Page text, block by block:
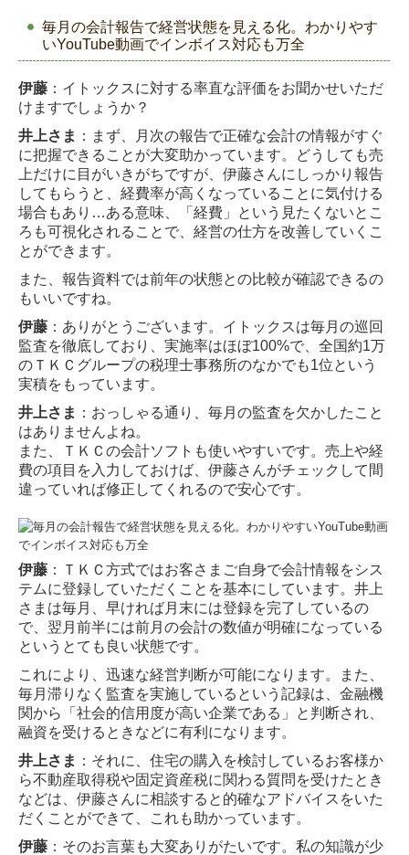
毎月の会計報告で経営状態を見える化。わかりやす
いYouTube動画でインボイス対応も万全
伊藤 ：イトックスに対する率直な評価をお聞かせいただ
けますでしょうか？
井上さま ：まず、月次の報告で正確な会計の情報がすぐ
に把握できることが大変助かってい ます。どうしても売
上だけに目がいきがちですが、伊藤さんにしっかり報告
してもらうと、 経費率が高くなっていることに気付ける
場合もあり…ある意味、「経費」という見たくないとこ
ろも可視化されることで、経営の仕方を改善していくこ
とができます。
また、報告資料では前年の状態との比較が確認できるの
もいいですね。
伊藤 ：ありがとうございます。イトックスは毎月の巡回
監査を徹底しており、実施率はほぼ100%で、全国約1万
のＴＫＣグループの税理士事務所のなかでも1位という
実積をもっていま す。
井上さま ：おっしゃる通り、毎月の監査を欠かしたこと
はありませんよね。
また、ＴＫＣの会計ソフトも使いやすいです。売上や経
費の項目を入力しておけば、伊藤さんがチェックして間
違っていれば修正してくれるので安心です。
伊藤 ：ＴＫＣ方式ではお客さまご自身で会計情報をシス
テムに登録していただくことを基本に しています。井上
さまは毎月、早ければ月末には登録を完了しているの
で、翌月前半には前月の会計の数値が明確になっている
というとても良い状態です。
これにより、迅速な経営判断が可能になります。また、
毎月滞りなく監査を実施していると いう記録は、金融機
関から「社会的信用度が高い企業である」と判断され、
融資を受けると きなどに有利になります。
井上さま ：それに、住宅の購入を検討しているお客様か
ら不動産取得税や固定資産税に関わる質問を受けたとき
などは、伊藤さんに相談すると的確なアドバイスをいた
だくことができ て、これも助かっています。
伊藤 ：そのお言葉も大変ありがたいです。私の知識が少